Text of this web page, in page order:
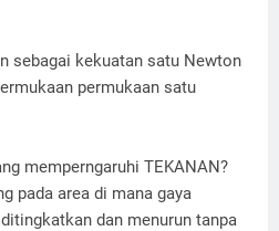
sebagai kekuatan satu Newton
permukaan satu
memperngaruhi TEKANAN?
pada area di mana gaya
dan menurun tanpa